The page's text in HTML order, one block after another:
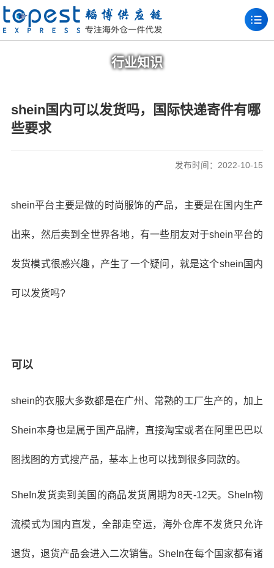
行业知识
shein国内可以发货吗，国际快递寄件有哪
些要求
发布时间：2022-10-15
shein平台主要是做的时尚服饰的产品，主要是在国内生产
出来，然后卖到全世界各地，有一些朋友对于shein平台的
发货模式很感兴趣，产生了一个疑问，就是这个shein国内
可以发货吗?
可以
shein的衣服大多数都是在广州、常熟的工厂生产的，加上
Shein本身也是属于国产品牌，直接淘宝或者在阿里巴巴以
图找图的方式搜产品，基本上也可以找到很多同款的。
SheIn发货卖到美国的商品发货周期为8天-12天。SheIn物
流模式为国内直发，全部走空运，海外仓库不发货只允许
退货，退货产品会进入二次销售。SheIn在每个国家都有诸